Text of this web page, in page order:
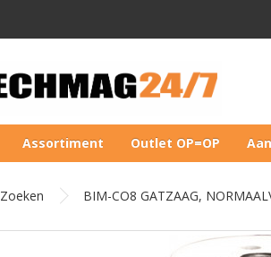
Assortiment Outlet OP=OP
Zoeken BIM-CO8 GATZAAG,